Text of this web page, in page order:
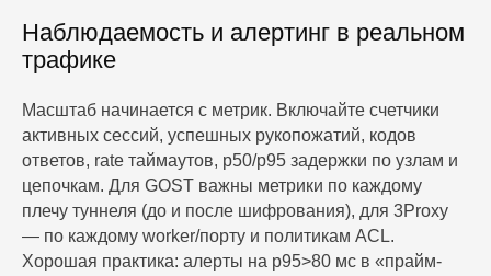
Наблюдаемость и алертинг в реальном
трафике
Масштаб начинается с метрик. Включайте счетчики
активных сессий, успешных рукопожатий, кодов
ответов, rate таймаутов, p50/p95 задержки по узлам и
цепочкам. Для GOST важны метрики по каждому
плечу туннеля (до и после шифрования), для 3Proxy
— по каждому worker/порту и политикам ACL.
Хорошая практика: алерты на p95>80 мс в «прайм-